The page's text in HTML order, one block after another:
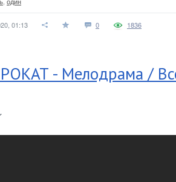
01:13 0 1836
- Мелодрама /